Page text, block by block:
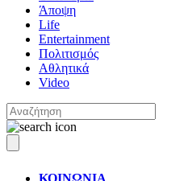
Άποψη
Life
Entertainment
Πολιτισμός
Αθλητικά
Video